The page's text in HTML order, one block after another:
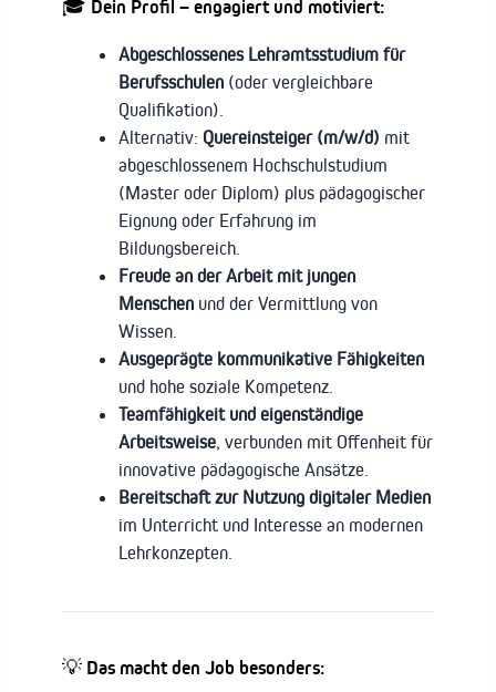
🎓 Dein Profil – engagiert und motiviert:
Abgeschlossenes Lehramtsstudium für
Berufsschulen (oder vergleichbare
Qualifikation).
Alternativ: Quereinsteiger (m/w/d) mit
abgeschlossenem Hochschulstudium
(Master oder Diplom) plus pädagogischer
Eignung oder Erfahrung im
Bildungsbereich.
Freude an der Arbeit mit jungen
Menschen und der Vermittlung von
Wissen.
Ausgeprägte kommunikative Fähigkeiten
und hohe soziale Kompetenz.
Teamfähigkeit und eigenständige
Arbeitsweise, verbunden mit Offenheit für
innovative pädagogische Ansätze.
Bereitschaft zur Nutzung digitaler Medien
im Unterricht und Interesse an modernen
Lehrkonzepten.
💡 Das macht den Job besonders: